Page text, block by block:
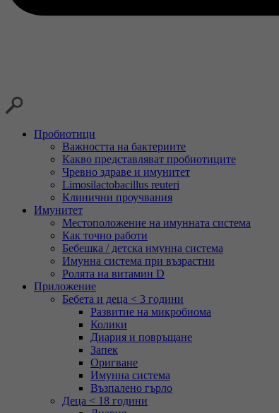
Пробиотици
Важността на бактериите
Какво представляват пробиотиците
Чревно здраве и имунитет
Limosilactobacillus reuteri
Клинични проучвания
Имунитет
Местоположение на имунната система
Как точно работи
Бебешка / детска имунна система
Имунна система при възрастни
Ролята на витамин D
Приложение
Бебета и деца < 3 години
Развитие на микробиома
Колики
Диария и повръщане
Запек
Оригване
Имунна система
Възпалено гърло
Деца < 18 години